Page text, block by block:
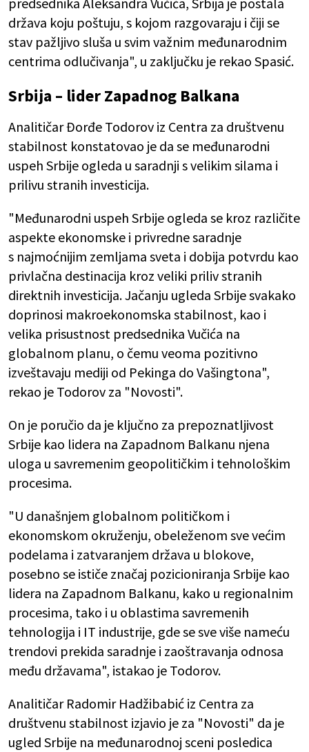
država koju poštuju, s kojom razgovaraju i čiji se
stav pažljivo sluša u svim važnim međunarodnim
centrima odlučivanja", u zaključku je rekao Spasić.
Srbija – lider Zapadnog Balkana
Analitičar Đorđe Todorov iz Centra za društvenu
stabilnost konstatovao je da se međunarodni
uspeh Srbije ogleda u saradnji s velikim silama i
prilivu stranih investicija.
"Međunarodni uspeh Srbije ogleda se kroz različite
aspekte ekonomske i privredne saradnje
s najmoćnijim zemljama sveta i dobija potvrdu kao
privlačna destinacija kroz veliki priliv stranih
direktnih investicija. Jačanju ugleda Srbije svakako
doprinosi makroekonomska stabilnost, kao i
velika prisustnost predsednika Vučića na
globalnom planu, o čemu veoma pozitivno
izveštavaju mediji od Pekinga do Vašingtona",
rekao je Todorov za "Novosti".
On je poručio da je ključno za prepoznatljivost
Srbije kao lidera na Zapadnom Balkanu njena
uloga u savremenim geopolitičkim i tehnološkim
procesima.
"U današnjem globalnom političkom i
ekonomskom okruženju, obeleženom sve većim
podelama i zatvaranjem država u blokove,
posebno se ističe značaj pozicioniranja Srbije kao
lidera na Zapadnom Balkanu, kako u regionalnim
procesima, tako i u oblastima savremenih
tehnologija i IT industrije, gde se sve više nameću
trendovi prekida saradnje i zaoštravanja odnosa
među državama", istakao je Todorov.
Analitičar Radomir Hadžibabić iz Centra za
društvenu stabilnost izjavio je za "Novosti" da je
ugled Srbije na međunarodnoj sceni posledica